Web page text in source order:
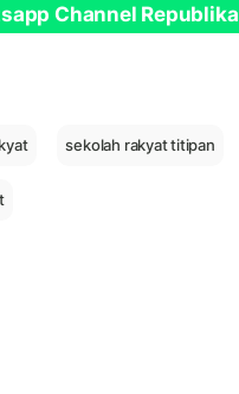
Channel Republika
sekolah rakyat titipan